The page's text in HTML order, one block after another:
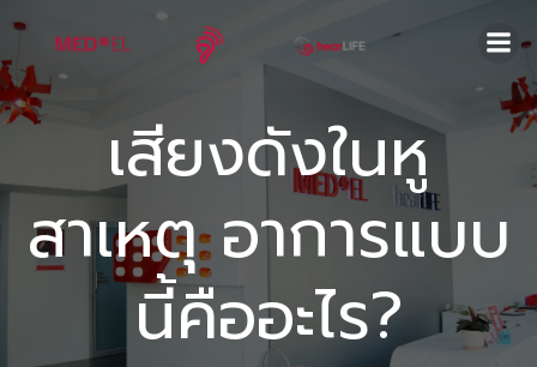
เสียงดังในหู
สาเหตุ อาการแบบ
นี้คืออะไร?